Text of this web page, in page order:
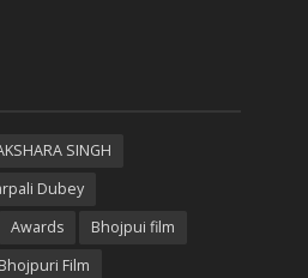
SINGH
Dubey
Awards
Bhojpui film
Bhojpuri Film